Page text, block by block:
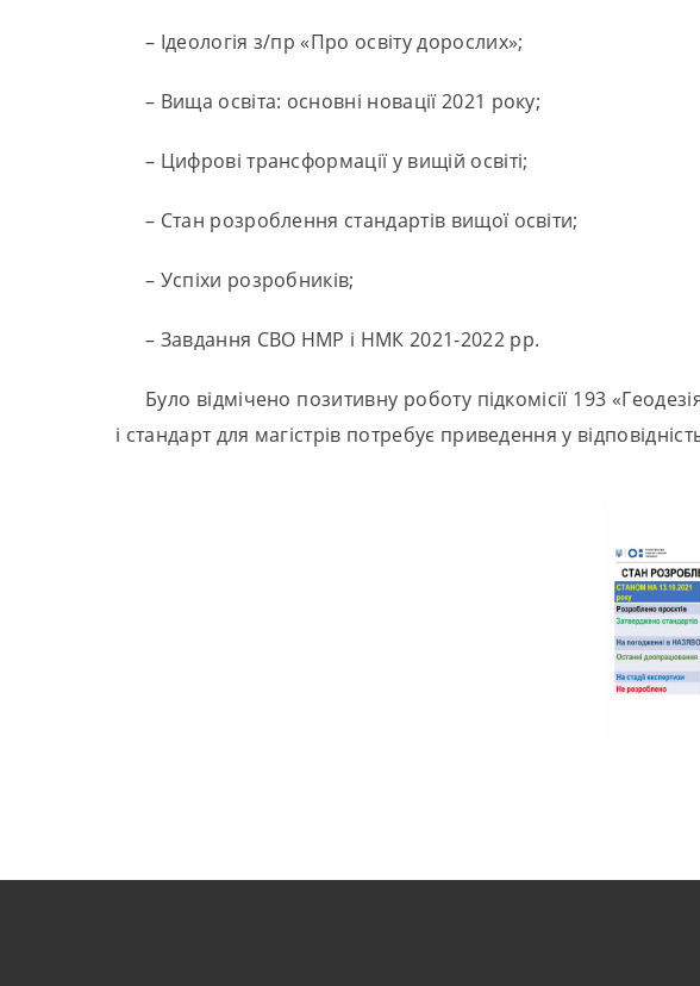
– Ідеологія з/пр «Про освіту дорослих»;
– Вища освіта: основні новації 2021 року;
– Цифрові трансформації у вищій освіті;
– Стан розроблення стандартів вищої освіти;
– Успіхи розробників;
– Завдання СВО НМР і НМК 2021-2022 рр.
Було відмічено позитивну роботу підкомісії 193
і стандарт для магістрів потребує приведення у